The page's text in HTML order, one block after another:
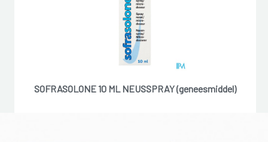
SOFRASOLONE 10 ML NEUSSPRAY (geneesmiddel)